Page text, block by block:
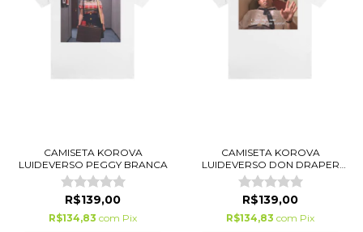
CAMISETA KOROVA
LUIDEVERSO PEGGY BRANCA
R$139,00
R$134,83 com Pix
CAMISETA KOROVA
LUIDEVERSO DON DRAPER
BR...
R$139,00
R$134,83 com Pix